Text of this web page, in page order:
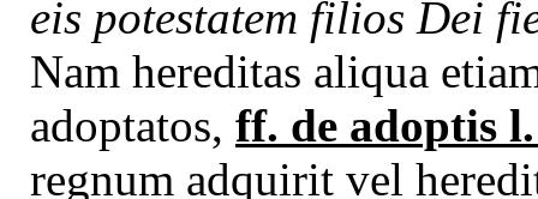
eis potestatem filios Dei
Nam hereditas aliqua
adoptatos, ff. de adoptis
regnum adquirit vel